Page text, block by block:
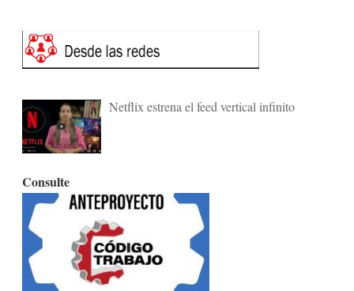
Netflix estrena el feed vertical infinito
Consulte